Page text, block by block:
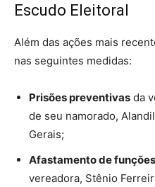
Escudo Eleitoral
Além das ações mais
nas seguintes medidas:
Prisões preventivas da
de seu namorado,
Gerais;
Afastamento de
vereadora, Stênio